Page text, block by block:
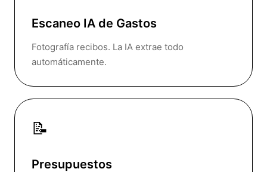
Escaneo IA de Gastos
Fotografía recibos. La IA extrae todo
automáticamente.
📝
Presupuestos